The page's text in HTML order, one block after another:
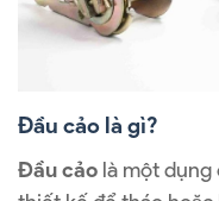
Đầu cảo là gì?
Đầu cảo là một